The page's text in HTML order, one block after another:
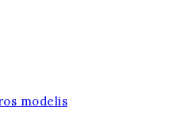
modelis